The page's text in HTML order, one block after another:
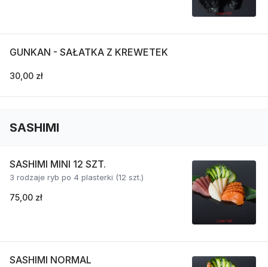
GUNKAN - SAŁATKA Z KREWETEK
30,00 zł
SASHIMI
SASHIMI MINI 12 SZT.
3 rodzaje ryb po 4 plasterki (12 szt.)
75,00 zł
SASHIMI NORMAL